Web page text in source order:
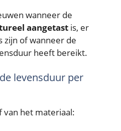
wanneer de
aangetast is, er
zijn of wanneer de
heeft bereikt.
levensduur per
van het materiaal: